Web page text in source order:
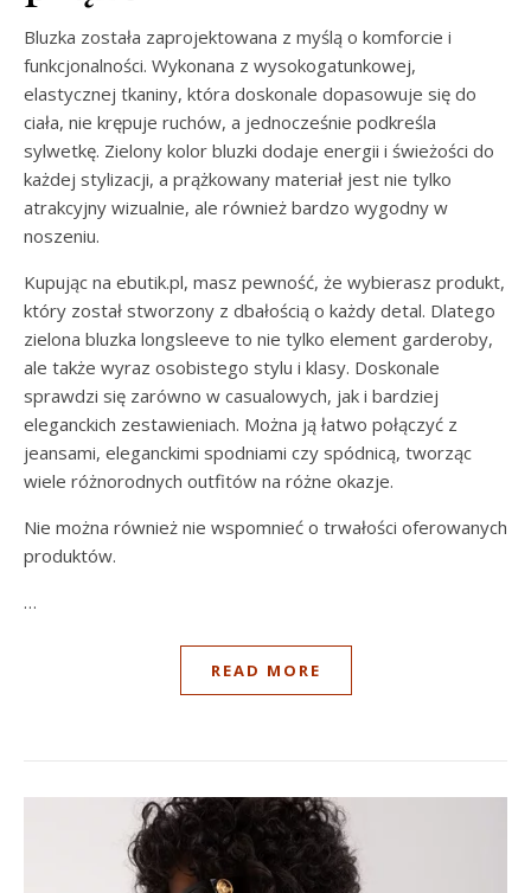
Bluzka została zaprojektowana z myślą o komforcie i
funkcjonalności. Wykonana z wysokogatunkowej,
elastycznej tkaniny, która doskonale dopasowuje się do
ciała, nie krępuje ruchów, a jednocześnie podkreśla
sylwetkę. Zielony kolor bluzki dodaje energii i świeżości do
każdej stylizacji, a prążkowany materiał jest nie tylko
atrakcyjny wizualnie, ale również bardzo wygodny w
noszeniu.
Kupując na ebutik.pl, masz pewność, że wybierasz produkt,
który został stworzony z dbałością o każdy detal. Dlatego
zielona bluzka longsleeve to nie tylko element garderoby,
ale także wyraz osobistego stylu i klasy. Doskonale
sprawdzi się zarówno w casualowych, jak i bardziej
eleganckich zestawieniach. Można ją łatwo połączyć z
jeansami, eleganckimi spodniami czy spódnicą, tworząc
wiele różnorodnych outfitów na różne okazje.
Nie można również nie wspomnieć o trwałości oferowanych
produktów.
…
READ MORE